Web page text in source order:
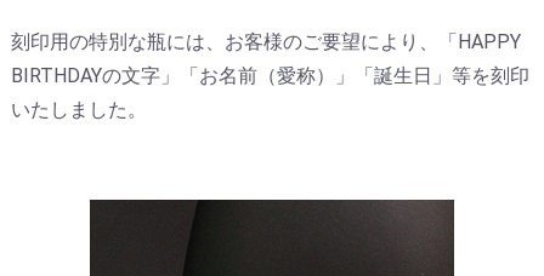
刻印用の特別な瓶には、お客様のご要望により、「HAPPY
BIRTHDAYの文字」「お名前（愛称）」「誕生日」等を刻印
いたしました。